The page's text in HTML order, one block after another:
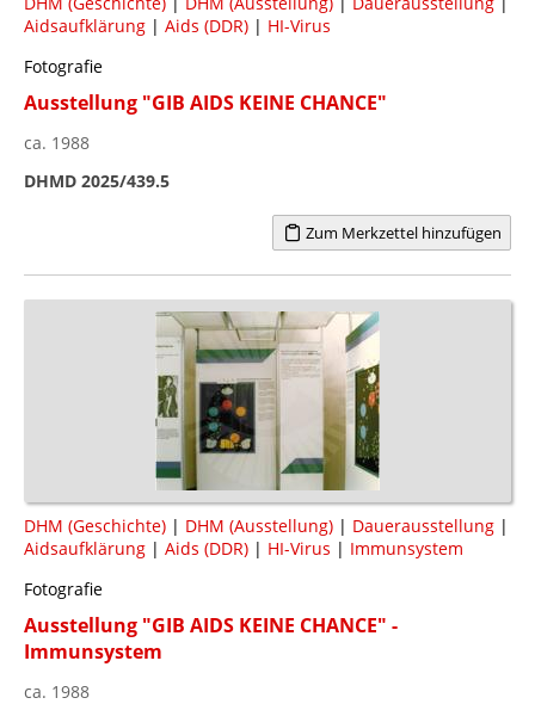
Aidsaufklärung | Aids (DDR) | HI-Virus
Fotografie
Ausstellung "GIB AIDS KEINE CHANCE"
ca. 1988
DHMD 2025/439.5
Zum Merkzettel hinzufügen
DHM (Geschichte) | DHM (Ausstellung) | Dauerausstellung |
Aidsaufklärung | Aids (DDR) | HI-Virus | Immunsystem
Fotografie
Ausstellung "GIB AIDS KEINE CHANCE" -
Immunsystem
ca. 1988